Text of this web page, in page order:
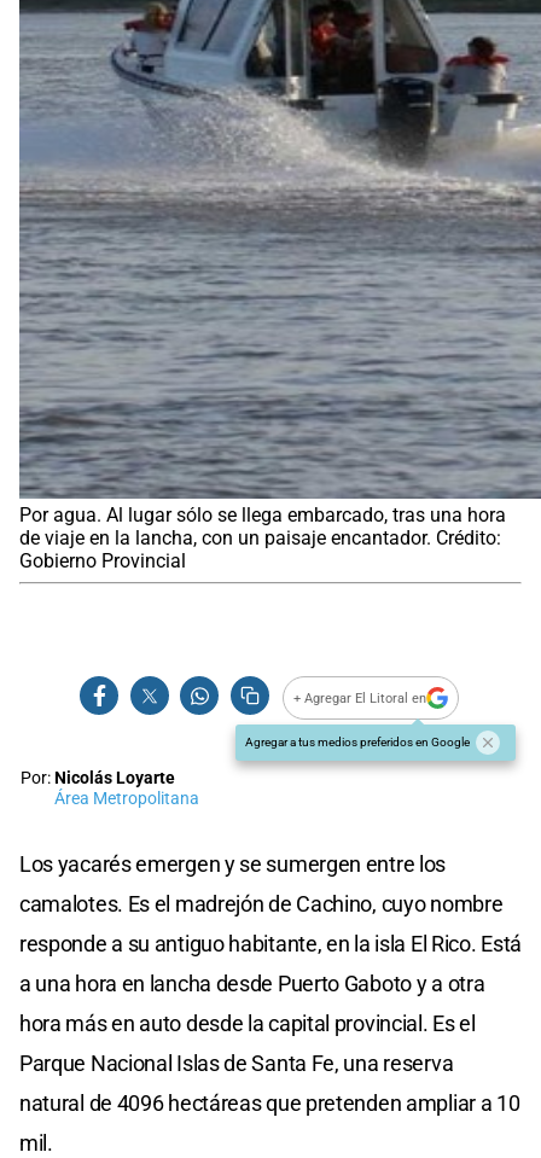
Por agua. Al lugar sólo se llega embarcado, tras una hora
de viaje en la lancha, con un paisaje encantador. Crédito:
Gobierno Provincial
+ Agregar El Litoral en
Agregar a tus medios preferidos en Google
Por:Nicolás Loyarte
Área Metropolitana
Los yacarés emergen y se sumergen entre los
camalotes. Es el madrejón de Cachino, cuyo nombre
responde a su antiguo habitante, en la isla El Rico. Está
a una hora en lancha desde Puerto Gaboto y a otra
hora más en auto desde la capital provincial. Es el
Parque Nacional Islas de Santa Fe, una reserva
natural de 4096 hectáreas que pretenden ampliar a 10
mil.